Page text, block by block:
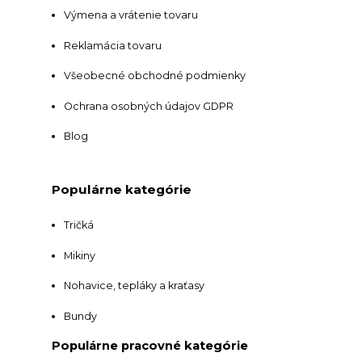
Výmena a vrátenie tovaru
Reklamácia tovaru
Všeobecné obchodné podmienky
Ochrana osobných údajov GDPR
Blog
Populárne kategórie
Tričká
Mikiny
Nohavice, tepláky a kraťasy
Bundy
Populárne pracovné kategórie